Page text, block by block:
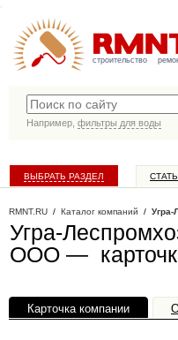
строительство
Например, фильтры для воды
ВЫБРАТЬ РАЗДЕЛ
RMNT.RU / Каталог компаний /
Угра-
ООО —
Карточка компании